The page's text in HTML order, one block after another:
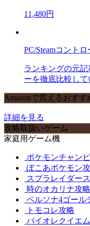
11,480円
PC/Steamコント
ランキングの元
ーを徹底比較して
Amazonで買えるおすす
詳細を見る
攻略取扱いゲーム
家庭用ゲーム機
ポケモンチャン
ぽこあポケモン
スプラレイダー
時のオカリナ攻略
ペルソナ4ゴール
トモコレ攻略
バイオレクイエ